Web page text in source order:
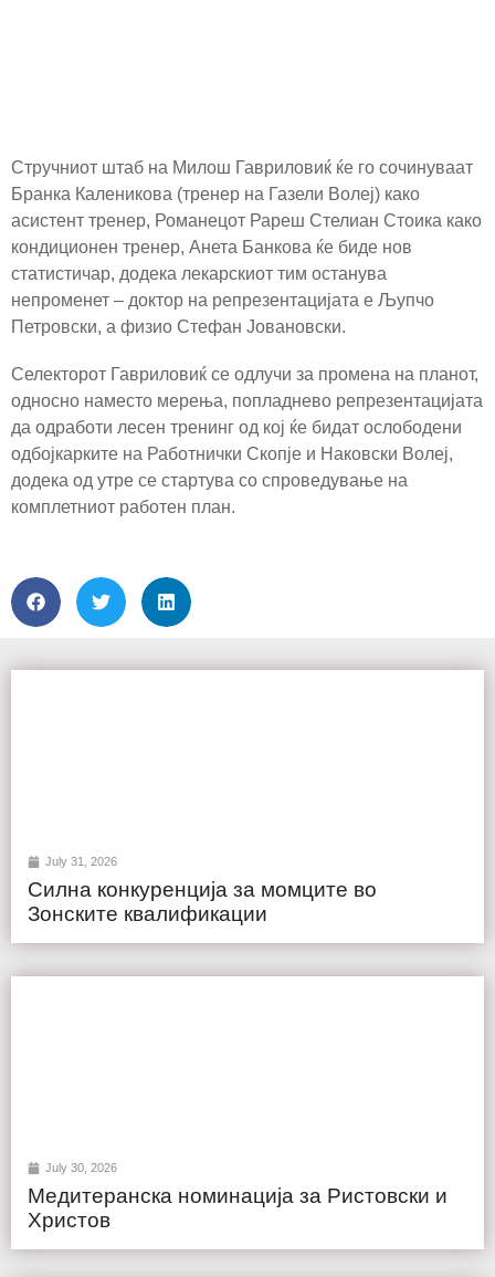
Стручниот штаб на Милош Гавриловиќ ќе го сочинуваат
Бранка Каленикова (тренер на Газели Волеј) како
асистент тренер, Романецот Рареш Стелиан Стоика како
кондиционен тренер, Анета Банкова ќе биде нов
статистичар, додека лекарскиот тим останува
непроменет – доктор на репрезентацијата е Љупчо
Петровски, а физио Стефан Јовановски.
Селекторот Гавриловиќ се одлучи за промена на планот,
односно наместо мерења, попладнево репрезентацијата
да одработи лесен тренинг од кој ќе бидат ослободени
одбојкарките на Работнички Скопје и Наковски Волеј,
додека од утре се стартува со спроведување на
комплетниот работен план.
July 31, 2026
Силна конкуренција за момците во
Зонските квалификации
July 30, 2026
Медитеранска номинација за Ристовски и
Христов